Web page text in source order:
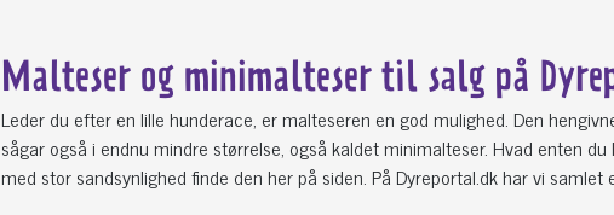
Malteser og minimalteser til salg på
Leder du efter en lille hunderace, er malteseren en god mulighed. Den
sågar også i endnu mindre størrelse, også kaldet minimalteser. Hvad enten
med stor sandsynlighed finde den her på siden. På Dyreportal.dk har vi